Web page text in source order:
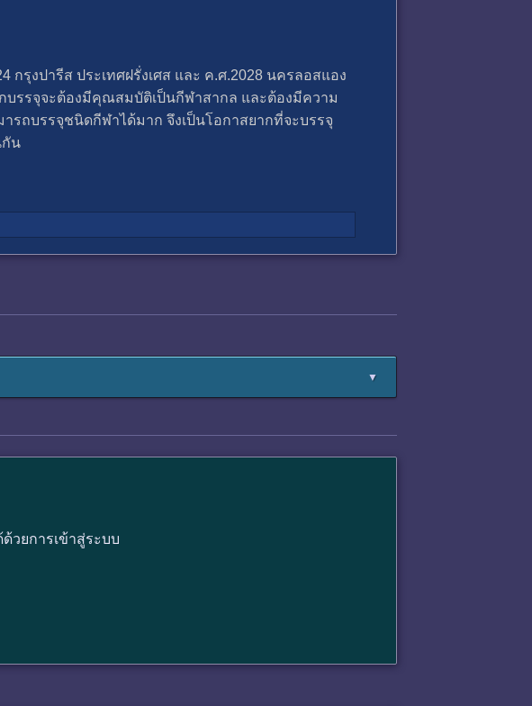
กรุงปารีส ประเทศฝรั่งเศส และ ค.ศ.2028 นครลอสแอง
บรรจุจะต้องมีคุณสมบัติเป็นกีฬาสากล และต้องมีความ
รถบรรจุชนิดกีฬาได้มาก จึงเป็นโอกาสยากที่จะบรรจุ
กัน
▼
วยการเข้าสู่ระบบ